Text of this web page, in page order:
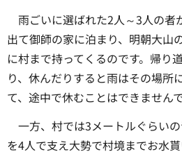
雨ごいに選ばれた2人～3人の者
出て御師の家に泊まり、明朝大山
に村まで持ってくるのです。帰り
り、休んだりすると雨はその場所
て、途中で休むことはできません
一方、村では3メートルぐらい
を4人で支え大勢で村境までお水